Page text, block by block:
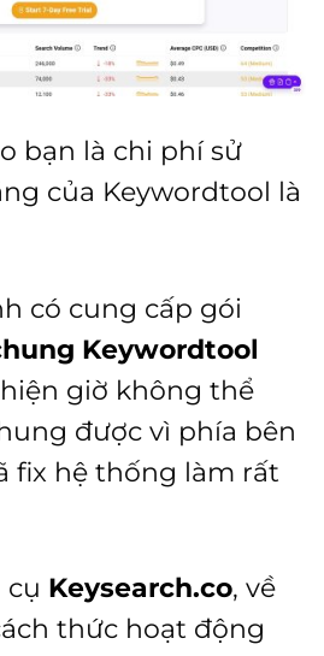
bạn là chi phí sử
của Keywordtool là
có cung cấp gói
Keywordtool
giờ không thể
được vì phía bên
fix hệ thống làm rất
cụ Keysearch.co, về
thức hoạt động